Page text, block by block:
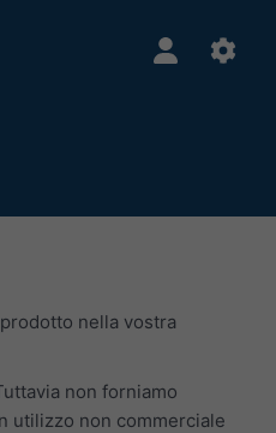
nella vostra
non forniamo
utilizzo non commerciale